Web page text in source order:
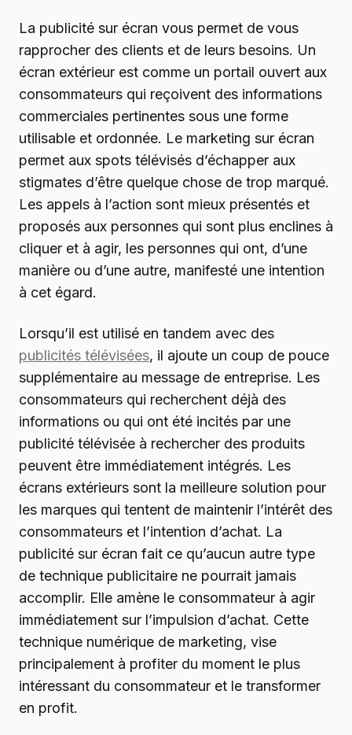
La publicité sur écran vous permet de vous
rapprocher des clients et de leurs besoins. Un
écran extérieur est comme un portail ouvert aux
consommateurs qui reçoivent des informations
commerciales pertinentes sous une forme
utilisable et ordonnée. Le marketing sur écran
permet aux spots télévisés d’échapper aux
stigmates d’être quelque chose de trop marqué.
Les appels à l’action sont mieux présentés et
proposés aux personnes qui sont plus enclines à
cliquer et à agir, les personnes qui ont, d’une
manière ou d’une autre, manifesté une intention
à cet égard.
Lorsqu’il est utilisé en tandem avec des
publicités télévisées, il ajoute un coup de pouce
supplémentaire au message de entreprise. Les
consommateurs qui recherchent déjà des
informations ou qui ont été incités par une
publicité télévisée à rechercher des produits
peuvent être immédiatement intégrés. Les
écrans extérieurs sont la meilleure solution pour
les marques qui tentent de maintenir l’intérêt des
consommateurs et l’intention d’achat. La
publicité sur écran fait ce qu’aucun autre type
de technique publicitaire ne pourrait jamais
accomplir. Elle amène le consommateur à agir
immédiatement sur l’impulsion d’achat. Cette
technique numérique de marketing, vise
principalement à profiter du moment le plus
intéressant du consommateur et le transformer
en profit.